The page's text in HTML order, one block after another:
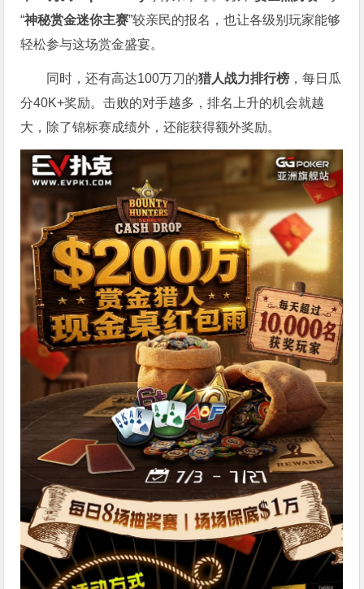
“神秘赏金迷你主赛”较亲民的报名，也让各级别玩家能够
轻松参与这场赏金盛宴。
同时，还有高达100万刀的猎人战力排行榜 ，每日瓜
分40K+奖励。击败的对手越多，排名上升的机会就越
大，除了锦标赛成绩外，还能获得额外奖励。